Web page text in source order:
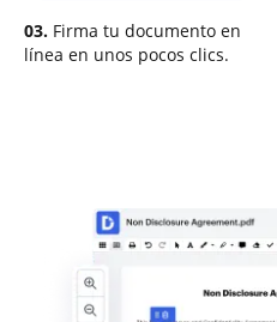
03. Firma tu documento en
línea en unos pocos clics.